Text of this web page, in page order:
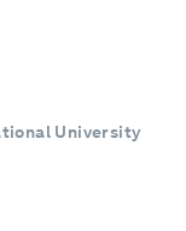
University